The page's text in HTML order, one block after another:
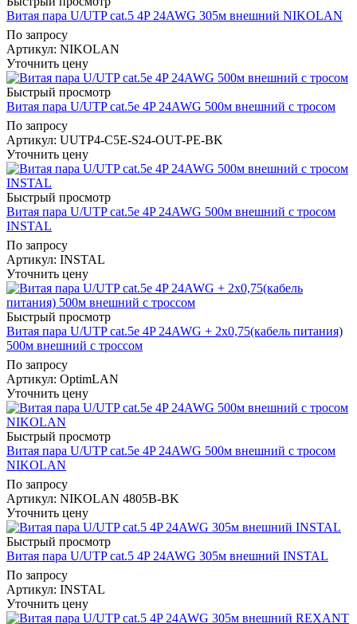
Витая пара U/UTP cat.5 4P 24AWG 305м внешний NIKOLAN
По запросу
Артикул: NIKOLAN
Уточнить цену
Быстрый просмотр
Витая пара U/UTP cat.5e 4P 24AWG 500м внешний с тросом
По запросу
Артикул: UUTP4-C5E-S24-OUT-PE-BK
Уточнить цену
Быстрый просмотр
Витая пара U/UTP cat.5e 4P 24AWG 500м внешний с тросом
INSTAL
По запросу
Артикул: INSTAL
Уточнить цену
Быстрый просмотр
Витая пара U/UTP cat.5e 4P 24AWG + 2x0,75(кабель питания)
500м внешний с троссом
По запросу
Артикул: OptimLAN
Уточнить цену
Быстрый просмотр
Витая пара U/UTP cat.5e 4P 24AWG 500м внешний с тросом
NIKOLAN
По запросу
Артикул: NIKOLAN 4805B-BK
Уточнить цену
Быстрый просмотр
Витая пара U/UTP cat.5 4P 24AWG 305м внешний INSTAL
По запросу
Артикул: INSTAL
Уточнить цену